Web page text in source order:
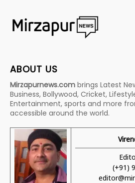
ABOUT US
Mirzapurnews.com brings Latest
Business, Bollywood, Cricket,
Entertainment, sports and more
accessible around the world.
(+91)